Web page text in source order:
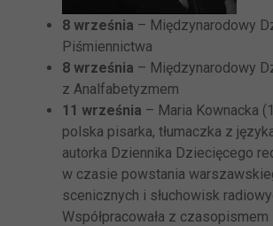
8 września – Międzynarodowy
Piśmiennictwa
8 września – Międzynarodowy
z Analfabetyzmem
11 września – Maria Kownacka
polska pisarka, tłumaczka z
autorka Dziennika Dziecięcego
w czasie powstania
scenicznych i słuchowisk
Współpracowała z czasopismem